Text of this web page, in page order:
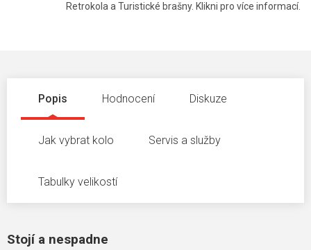
Retrokola a Turistické brašny. Klikni pro více informací.
Popis Hodnocení Diskuze
Jak vybrat kolo Servis a služby
Tabulky velikostí
Stojí a nespadne